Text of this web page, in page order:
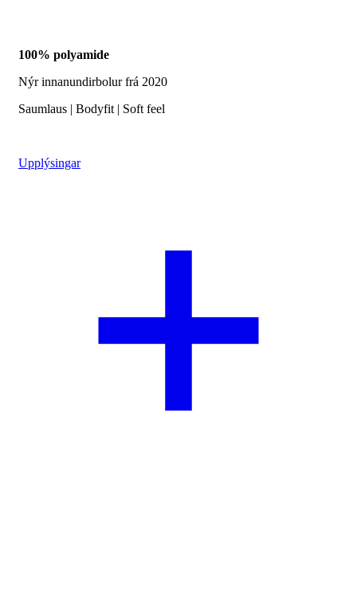
100% polyamide
Nýr innanundirbolur frá 2020
Saumlaus | Bodyfit | Soft feel
Upplýsingar